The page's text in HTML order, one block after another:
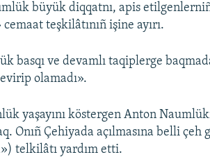
büyük diqqatnı, apis
teşkilâtınıñ işine ayırı.
basqı ve devamlı taqiplerge
olamadı».
yaşayını köstergen Anton
Onıñ Çehiyada açılmasına belli çeh
telkilâtı yardım etti.